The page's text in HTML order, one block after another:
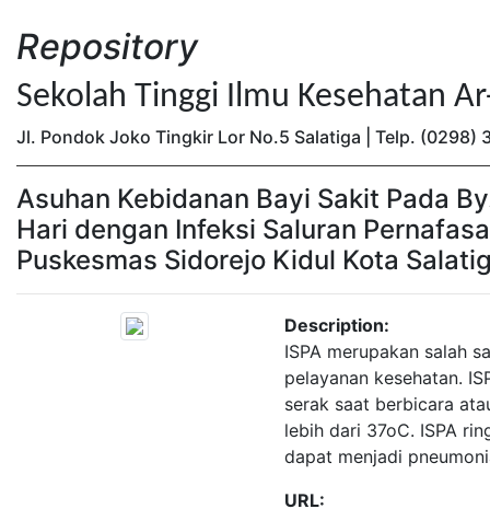
Repository
Sekolah Tinggi Ilmu Kesehatan
Jl. Pondok Joko Tingkir Lor No.5 Salatiga | Telp. (0298)
Asuhan Kebidanan Bayi Sakit Pada
Hari dengan Infeksi Saluran
Puskesmas Sidorejo Kidul Kota
Description:
ISPA merupakan salah
pelayanan kesehatan.
serak saat berbicara
lebih dari 37oC. ISPA
dapat menjadi
URL: